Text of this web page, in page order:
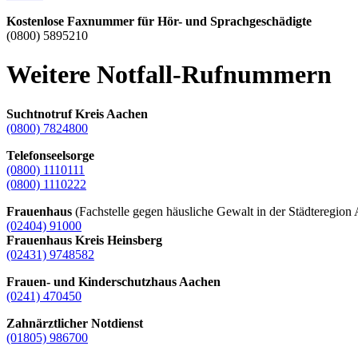
Kostenlose Faxnummer für Hör- und Sprachgeschädigte
(0800) 5895210
Weitere Notfall-Rufnummern
Suchtnotruf Kreis Aachen
(0800) 7824800
Telefonseelsorge
(0800) 1110111
(0800) 1110222
Frauenhaus (Fachstelle gegen häusliche Gewalt in der Städteregion
(02404) 91000
Frauenhaus Kreis Heinsberg
(02431) 9748582
Frauen- und Kinderschutzhaus Aachen
(0241) 470450
Zahnärztlicher Notdienst
(01805) 986700